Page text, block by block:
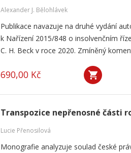
Alexander J. Bělohlávek
Publikace navazuje na druhé vydání
k Nařízení 2015/848 o insolvenčním
C. H. Beck v roce 2020. Zmíněný
690,00 Kč
Transpozice nepřenosné části
Lucie Přenosilová
Monografie analyzuje soulad české